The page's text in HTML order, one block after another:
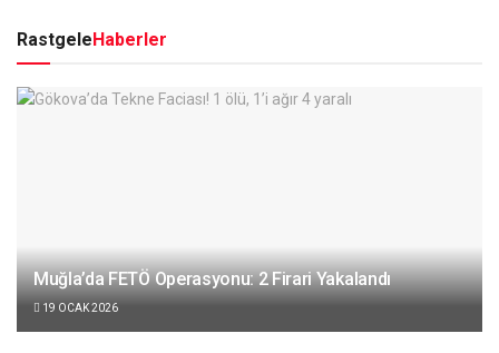
Rastgele Haberler
Muğla’da FETÖ Operasyonu: 2 Firari Yakalandı
19 OCAK 2026